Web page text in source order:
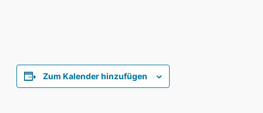
Zum Kalender hinzufügen